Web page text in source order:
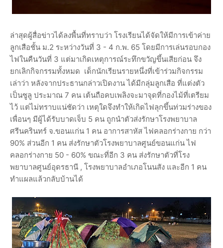
ล่าสุดผู้สื่อข่าวได้ลงพื้นที่ทราบว่า โรงเรียนได้จัดให้มีการเข้าค่าย
ลูกเสือชั้น ม.2 ระหว่างวันที่ 3 - 4 ก.พ. 65 โดยมีการเล่นรอบกอง
ไฟในคืนวันที่ 3 แต่มาเกิดเหตุการณ์ระทึกขวัญขึ้นเสียก่อน จึง
ยกเลิกกิจกรรมทั้งหมด เด็กนักเรียนรายหนึ่งที่เข้าร่วมกิจกรรม
เล่าว่า หลังจากประธานกล่าวเปิดงาน ได้มีกลุ่มลูกเสือ ที่แต่งตัว
เป็นซูลู ประมาณ 7 คน เต้นถือคบเพลิงจะมาจุดที่กองไม้ที่เตรียม
ไว้ แต่ไม่ทราบแน่ชัดว่า เหตุใดจึงทำให้เกิดไฟลุกขึ้นท่วมร่างของ
เพื่อนๆ มีผู้ได้รับบาดเจ็บ 5 คน ถูกนำตัวส่งรักษาโรงพยาบาล
ศรีนครินทร์ จ.ขอนแก่น 1 คน อาการสาหัส ไฟคลอกร่างกาย กว่า
90% ส่วนอีก 1 คน ส่งรักษาตัวโรงพยาบาลศูนย์ขอนแก่น ไฟ
คลอกร่างกาย 50 - 60% ขณะที่อีก 3 คน ส่งรักษาตัวที่โรง
พยาบาลศูนย์อุดรธานี , โรงพยาบาลอำเภอโนนสัง และอีก 1 คน
ทำแผลแล้วกลับบ้านได้